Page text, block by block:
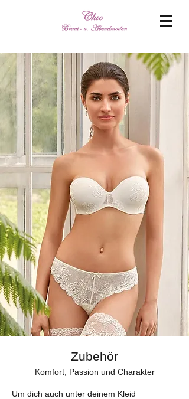
Zubehör
Komfort, Passion und Charakter
Um dich auch unter deinem Kleid